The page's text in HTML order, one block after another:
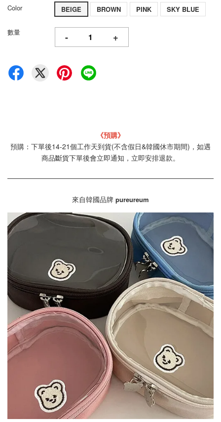
Color BEIGE BROWN PINK SKY BLUE
數量 - +
《預購》
預購：下單後14-21個工作天到貨(不含假日&韓國休市期間)，如遇
商品斷貨下單後會立即通知，立即安排退款。
來自韓國品牌 pureureum